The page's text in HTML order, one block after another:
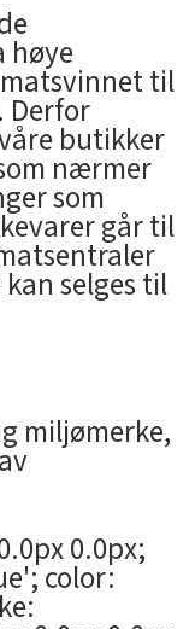
høye
til
Derfor
butikker
nærmer
som
går til
selges til
miljømerke,
0.0px;
color: